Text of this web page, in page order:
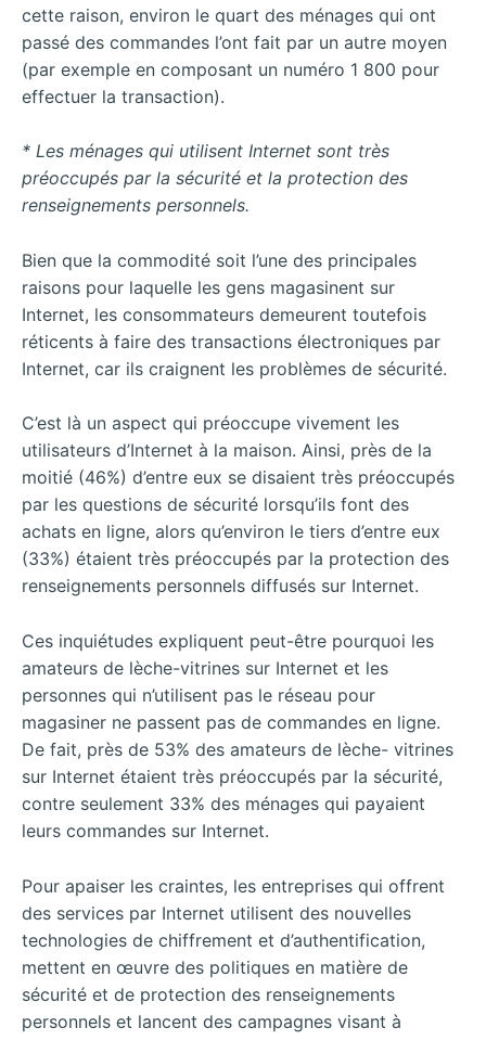
cette raison, environ le quart des ménages qui ont
passé des commandes l’ont fait par un autre moyen
(par exemple en composant un numéro 1 800 pour
effectuer la transaction).
* Les ménages qui utilisent Internet sont très
préoccupés par la sécurité et la protection des
renseignements personnels.
Bien que la commodité soit l’une des principales
raisons pour laquelle les gens magasinent sur
Internet, les consommateurs demeurent toutefois
réticents à faire des transactions électroniques par
Internet, car ils craignent les problèmes de sécurité.
C’est là un aspect qui préoccupe vivement les
utilisateurs d’Internet à la maison. Ainsi, près de la
moitié (46%) d’entre eux se disaient très préoccupés
par les questions de sécurité lorsqu’ils font des
achats en ligne, alors qu’environ le tiers d’entre eux
(33%) étaient très préoccupés par la protection des
renseignements personnels diffusés sur Internet.
Ces inquiétudes expliquent peut-être pourquoi les
amateurs de lèche-vitrines sur Internet et les
personnes qui n’utilisent pas le réseau pour
magasiner ne passent pas de commandes en ligne.
De fait, près de 53% des amateurs de lèche- vitrines
sur Internet étaient très préoccupés par la sécurité,
contre seulement 33% des ménages qui payaient
leurs commandes sur Internet.
Pour apaiser les craintes, les entreprises qui offrent
des services par Internet utilisent des nouvelles
technologies de chiffrement et d’authentification,
mettent en œuvre des politiques en matière de
sécurité et de protection des renseignements
personnels et lancent des campagnes visant à